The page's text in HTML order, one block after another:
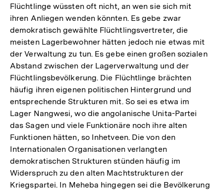
Flüchtlinge wüssten oft nicht, an wen sie sich mit
ihren Anliegen wenden könnten. Es gebe zwar
demokratisch gewählte Flüchtlingsvertreter, die
meisten Lagerbewohner hätten jedoch nie etwas mit
der Verwaltung zu tun. Es gebe einen großen sozialen
Abstand zwischen der Lagerverwaltung und der
Flüchtlingsbevölkerung. Die Flüchtlinge brächten
häufig ihren eigenen politischen Hintergrund und
entsprechende Strukturen mit. So sei es etwa im
Lager Nangwesi, wo die angolanische Unita-Partei
das Sagen und viele Funktionäre noch ihre alten
Funktionen hätten, so Inhetveen. Die von den
Internationalen Organisationen verlangten
demokratischen Strukturen stünden häufig im
Widerspruch zu den alten Machtstrukturen der
Kriegspartei. In Meheba hingegen sei die Bevölkerung